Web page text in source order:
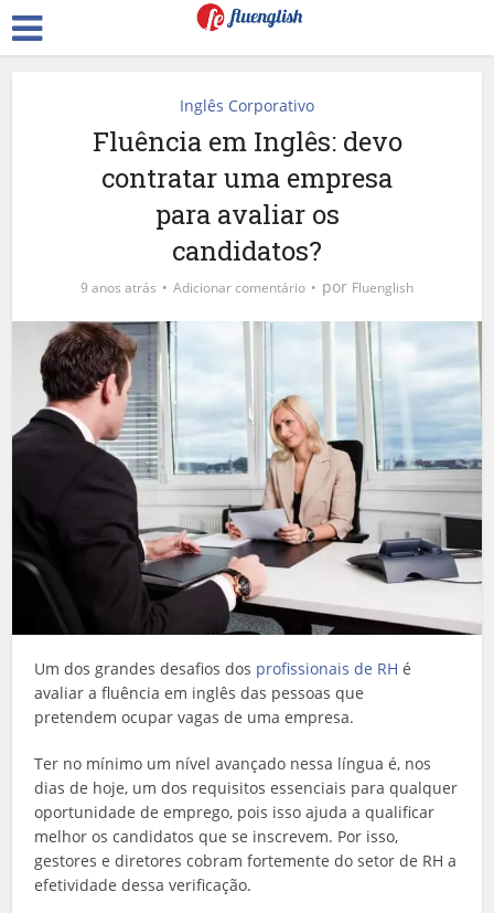
Inglês Corporativo
Fluência em Inglês: devo
contratar uma empresa
para avaliar os
candidatos?
9 anos atrás Adicionar comentário por Fluenglish
Um dos grandes desafios dos profissionais de RH é
avaliar a fluência em inglês das pessoas que
pretendem ocupar vagas de uma empresa.
Ter no mínimo um nível avançado nessa língua é, nos
dias de hoje, um dos requisitos essenciais para qualquer
oportunidade de emprego, pois isso ajuda a qualificar
melhor os candidatos que se inscrevem. Por isso,
gestores e diretores cobram fortemente do setor de RH a
efetividade dessa verificação.